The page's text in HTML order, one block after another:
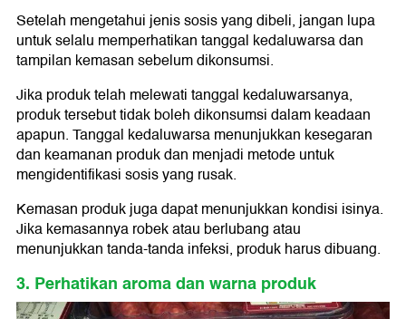
Setelah mengetahui jenis sosis yang dibeli, jangan lupa
untuk selalu memperhatikan tanggal kedaluwarsa dan
tampilan kemasan sebelum dikonsumsi.
Jika produk telah melewati tanggal kedaluwarsanya,
produk tersebut tidak boleh dikonsumsi dalam keadaan
apapun. Tanggal kedaluwarsa menunjukkan kesegaran
dan keamanan produk dan menjadi metode untuk
mengidentifikasi sosis yang rusak.
Kemasan produk juga dapat menunjukkan kondisi isinya.
Jika kemasannya robek atau berlubang atau
menunjukkan tanda-tanda infeksi, produk harus dibuang.
3. Perhatikan aroma dan warna produk